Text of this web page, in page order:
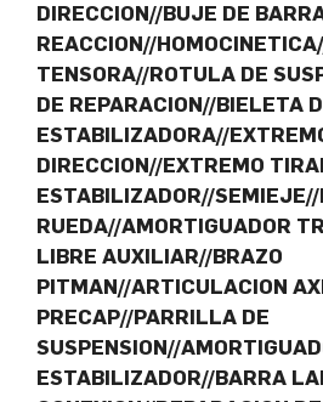
DIRECCION//BUJE DE
REACCION//
TENSORA//ROTULA DE
DE REPARACION//BIELETA
ESTABILIZADORA//
DIRECCION//EXTREMO
ESTABILIZADOR//
RUEDA//AMORTIGUADOR
LIBRE AUXILIAR//BRAZO
PITMAN//ARTICULACION
PRECAP//PARRILLA DE
SUSPENSION//
ESTABILIZADOR//BARRA